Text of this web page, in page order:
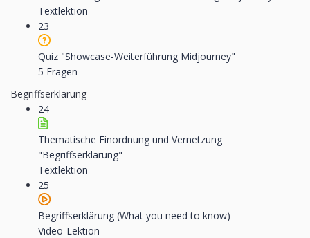
Textlektion
23
Quiz "Showcase-Weiterführung Midjourney"
5 Fragen
Begriffserklärung
24
Thematische Einordnung und Vernetzung
"Begriffserklärung"
Textlektion
25
Begriffserklärung (What you need to know)
Video-Lektion